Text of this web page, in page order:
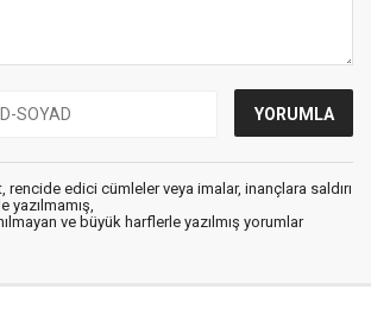
rencide edici cümleler veya imalar, inançlara saldırı
yazılmamış,
ve büyük harflerle yazılmış yorumlar